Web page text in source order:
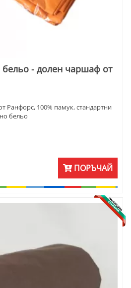
- долен чаршаф от
Ранфорс, 100% памук, стандартни
бельо
ПОРЪЧАЙ